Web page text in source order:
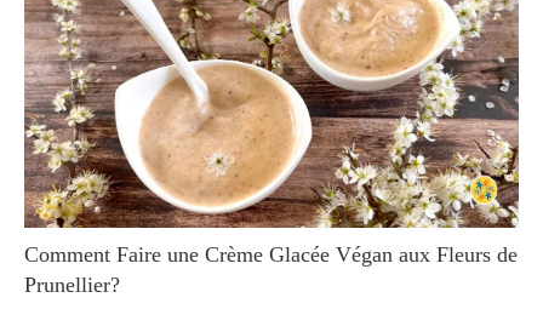
Comment Faire une Crème Glacée Végan aux Fleurs de
Prunellier?